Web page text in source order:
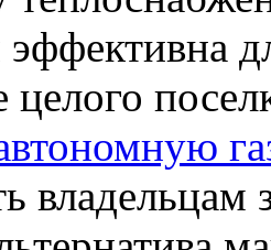
эффективна